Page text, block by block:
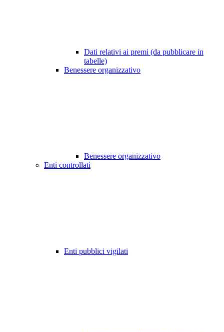
Dati relativi ai premi (da pubblicare in
tabelle)
Benessere organizzativo
Benessere organizzativo
Enti controllati
Enti pubblici vigilati